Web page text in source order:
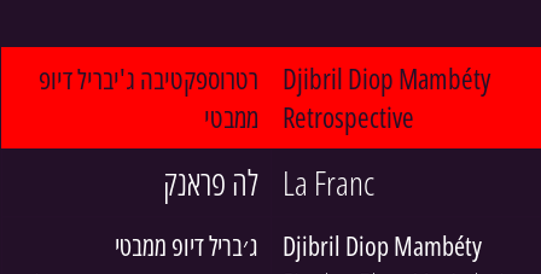
רטרוספקטיבה ג'יבריל דיופ
ממבטי
Djibril Diop Mambéty
Retrospective
לה פראנק La Franc
ג׳בריל דיופ ממבטי Djibril Diop Mambéty